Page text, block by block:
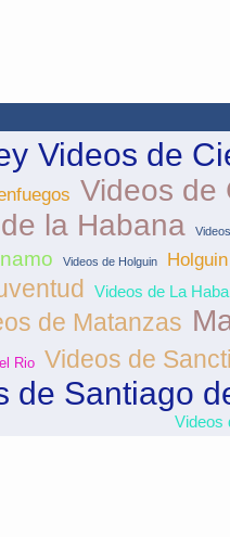
Videos de
Videos de
la Habana
Videos de Holguin Holguin
Videos de La
de Matanzas
Rio Videos de
de Santiago
Videos